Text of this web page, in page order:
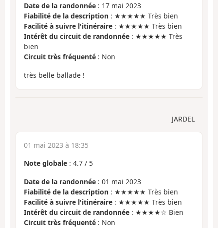
Date de la randonnée : 17 mai 2023
Fiabilité de la description : ★★★★★ Très bien
Facilité à suivre l'itinéraire : ★★★★★ Très bien
Intérêt du circuit de randonnée : ★★★★★ Très
bien
Circuit très fréquenté : Non
très belle ballade !
JARDEL
01 mai 2023 à 18:35
Note globale : 4.7 / 5
Date de la randonnée : 01 mai 2023
Fiabilité de la description : ★★★★★ Très bien
Facilité à suivre l'itinéraire : ★★★★★ Très bien
Intérêt du circuit de randonnée : ★★★★☆ Bien
Circuit très fréquenté : Non